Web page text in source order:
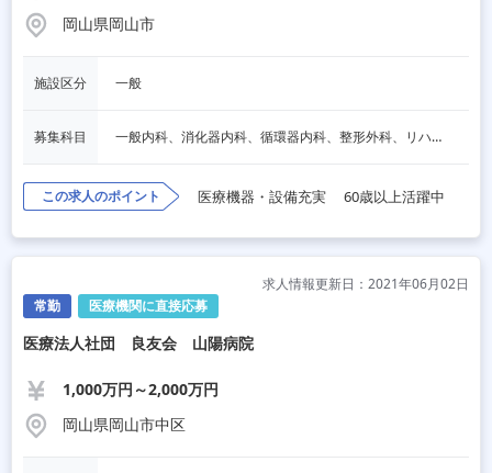
岡山県岡山市
施設区分 一般
募集科目 一般内科、消化器内科、循環器内科、整形外科、リハビリテーション科
この求人のポイント 医療機器・設備充実 60歳以上活躍中
常勤 医療機関に直接応募
求人情報更新日：2021年06月02日
医療法人社団 良友会 山陽病院
1,000万円～2,000万円
岡山県岡山市中区